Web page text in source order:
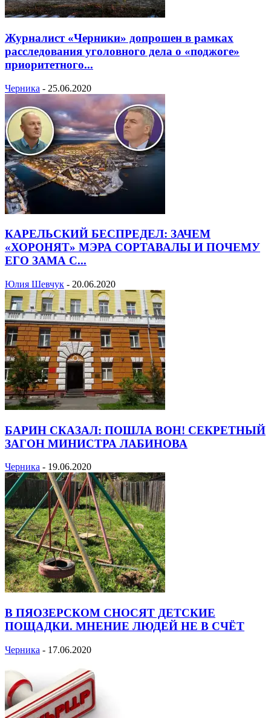
Журналист «Черники» допрошен в рамках
расследования уголовного дела о «поджоге»
приоритетного...
Черника - 25.06.2020
КАРЕЛЬСКИЙ БЕСПРЕДЕЛ: ЗАЧЕМ
«ХОРОНЯТ» МЭРА СОРТАВАЛЫ И ПОЧЕМУ
ЕГО ЗАМА С...
Юлия Шевчук - 20.06.2020
БАРИН СКАЗАЛ: ПОШЛА ВОН! СЕКРЕТНЫЙ
ЗАГОН МИНИСТРА ЛАБИНОВА
Черника - 19.06.2020
В ПЯОЗЕРСКОМ СНОСЯТ ДЕТСКИЕ
ПОЩАДКИ. МНЕНИЕ ЛЮДЕЙ НЕ В СЧЁТ
Черника - 17.06.2020